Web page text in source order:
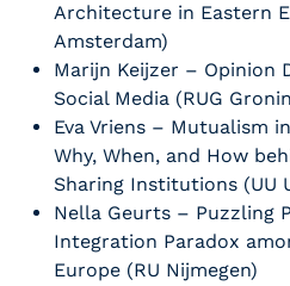
Architecture in Eastern
Amsterdam)
Marijn Keijzer – Opinion
Social Media (RUG
Eva Vriens – Mutualism
Why, When, and How
Sharing Institutions (UU
Nella Geurts – Puzzling
Integration Paradox
Europe (RU Nijmegen)